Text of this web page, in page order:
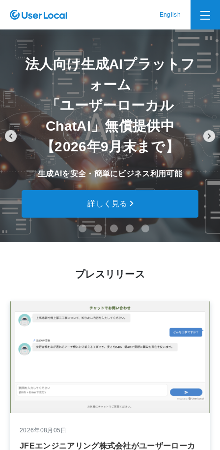
English
向け生成AIプラットフ
ォーム
ユーザーローカル
」無償提供中
2026年9月末まで】
AIを安全・簡単にビジネス利用可能
ビ
ビッ
ーを駆
プレスリリース
2026年08月05日
JFEエンジニアリング株式会社がユーザーローカ